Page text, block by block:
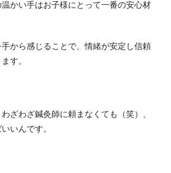
かい手はお子様にとって一番の安心材
から感じることで、情緒が安定し信頼
す。
ざわざ鍼灸師に頼まなくても（笑）、
いんです。